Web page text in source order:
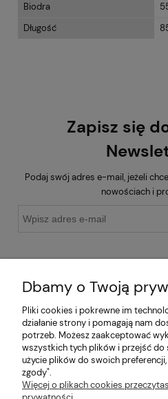
Biodra
Długość
Zapisz się
Podaj swój adres e-mail, jeżeli
nowościach i
Pomoc
Moje
Dbamy o Twoją
Pliki cookies i pokrewne im
działanie strony i pomagają nam
potrzeb. Możesz zaakceptować
wszystkich tych plików i przejść
użycie plików do swoich
zgody".
Więcej o plikach cookies